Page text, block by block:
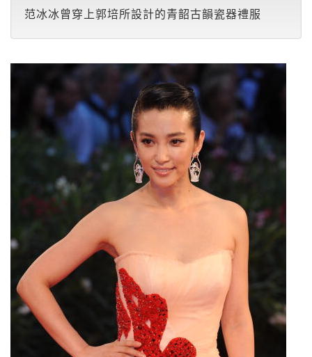
范冰冰曾穿上郭培所設計的青韶古韻瓷器禮服